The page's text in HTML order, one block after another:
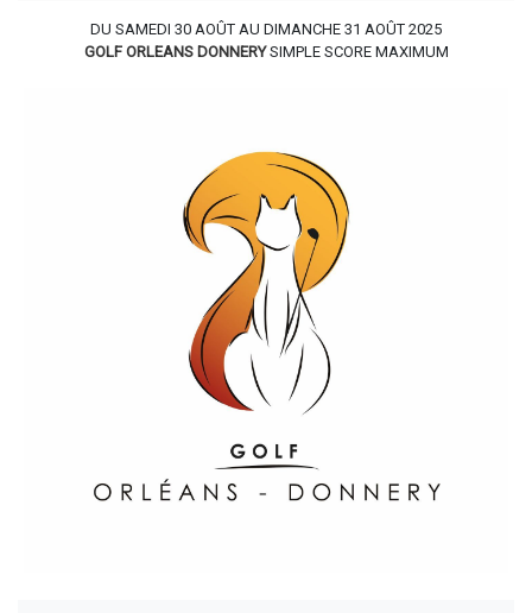
DU SAMEDI 30 AOÛT AU DIMANCHE 31 AOÛT 2025
GOLF ORLEANS DONNERY SIMPLE SCORE MAXIMUM